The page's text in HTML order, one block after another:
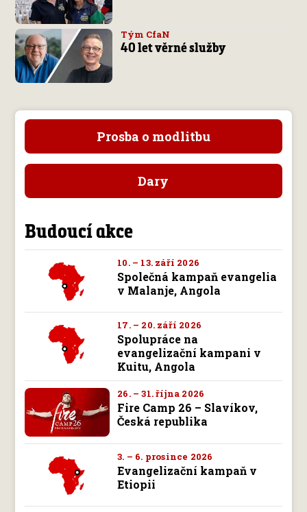
Tým CfaN
40 let věrné služby
Prosba o modlitbu
Dary
Budoucí akce
10. – 13. září 2026
Společná kampaň evangelia
v Malanje, Angola
17. – 20. září 2026
Spolupráce na
evangelizační kampani v
Kuitu, Angola
26. – 31. října 2026
Fire Camp 26 – Slavíkov,
Česká republika
3. – 6. prosince 2026
Evangelizační kampaň v
Etiopii